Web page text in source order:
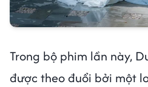
Trong bộ phim lần này,
được theo đuổi bởi một